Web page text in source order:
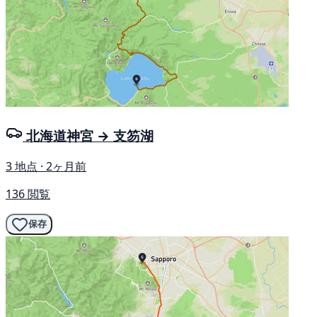
北海道神宮 → 支笏湖
3 地点 · 2ヶ月前
136 閲覧
保存